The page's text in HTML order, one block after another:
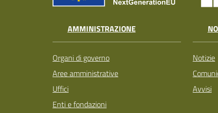
AMMINISTRAZIONE
Organi di governo
Aree amministrative
Uffici
Enti e fondazioni
Notizie
Avvisi